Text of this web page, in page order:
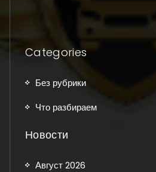
Categories
Без рубрики
Что разбираем
Новости
Август 2026